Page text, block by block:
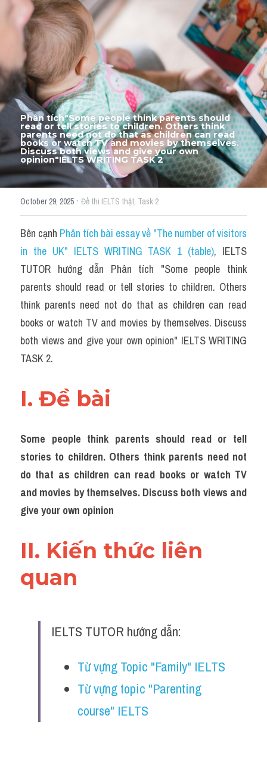
Thư Tín
Mixed
SGK
Vocabularies
Đề writing theo topic
Pie
Line graph
Bar chart
Đề thi thật IELTS GENERAL
Task 2
Từ vựng theo topic
Từ vựng theo Topic
Grammar
Cam
Environment
Đề thi thật Task 1
Process
Task 1
Đề thi IELTS thật
Advice
Đề thi thật Task 2
Thành tích học viên
Phân tích"Some people think parents should
read or tell stories to children. Others think
parents need not do that as children can read
books or watch TV and movies by themselves.
Discuss both views and give your own
opinion"IELTS WRITING TASK 2
October 29, 2025 · Đề thi IELTS thật, Task 2
Bên cạnh Phân tích bài essay về "The number of visitors
in the UK" IELTS WRITING TASK 1 (table), IELTS
TUTOR hướng dẫn Phân tích "Some people think
parents should read or tell stories to children. Others
think parents need not do that as children can read
books or watch TV and movies by themselves. Discuss
both views and give your own opinion" IELTS WRITING
TASK 2.
I. Đề bài
Some people think parents should read or tell
stories to children. Others think parents need not
do that as children can read books or watch TV
and movies by themselves. Discuss both views and
give your own opinion
II. Kiến thức liên
quan
IELTS TUTOR hướng dẫn:
Từ vựng Topic "Family" IELTS
Từ vựng topic "Parenting
course" IELTS